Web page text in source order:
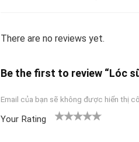
There are no reviews yet.
Be the first to review “Lóc
Email của bạn sẽ không được hiển thị
Your Rating